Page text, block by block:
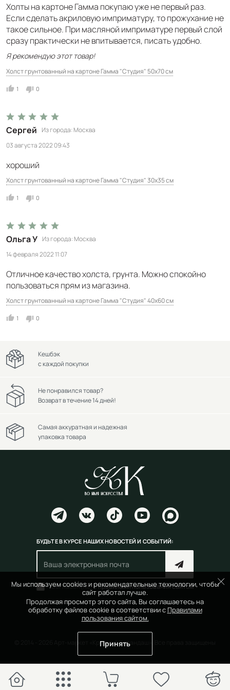
Холты на картоне Гамма покупаю уже не первый раз.
Если сделать акриловую имприматуру, то прожухание не
такое сильное. При масляной имприматуре первый слой
сразу практически не впитывается, писать удобно.
Я рекомендую этот товар!
Холст грунтованный на картоне Гамма "Студия" 50х70 см
1 0
Сергей Из города Москва
03 августа 2022 09:43
хороший
Холст грунтованный на картоне Гамма "Студия" 30х35 см
1 0
Ольга У Из города Москва
14 февраля 2022 11:07
Отличное качество холста, грунта. Можно спокойно
пользоваться прям из магазина.
Холст грунтованный на картоне Гамма "Студия" 40х60 см
1 0
Мы используем cookies и рекомендательные технологии, чтобы
сайт работал лучше.
Продолжая просмотр этого сайта, Вы соглашаетесь на
обработку файлов cookie в соответствии с Правилами
пользования сайтом.
Принять
Кешбэк
с каждой покупки
Не понравился товар?
Возврат в течение 14 дней!
Самая аккуратная и надежная
упаковка товара
БУДЬТЕ В КУРСЕ НАШИХ НОВОСТЕЙ И СОБЫТИЙ:
Согласен(на) справилами пользования сайтом
© 2014 - 2026 Арт-маркет «Красный Карандаш». Все права защищены